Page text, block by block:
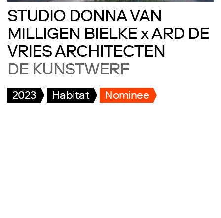
STUDIO DONNA VAN
MILLIGEN BIELKE x ARD DE
VRIES ARCHITECTEN
DE KUNSTWERF
2023 Habitat Nominee